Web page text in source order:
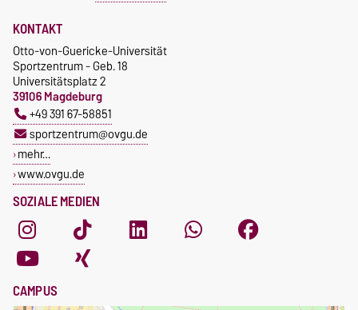
SOZIALE MEDIEN
KONTAKT
Otto-von-Guericke-Universität
Sportzentrum - Geb. 18
Universitätsplatz 2
39106 Magdeburg
+49 391 67-58851
sportzentrum@ovgu.de
mehr…
www.ovgu.de
CAMPUS